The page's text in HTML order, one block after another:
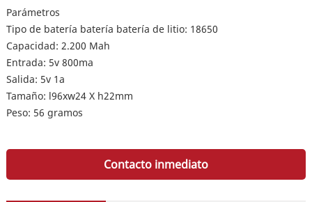
Parámetros
Tipo de batería batería batería de litio: 18650
Capacidad: 2.200 Mah
Entrada: 5v 800ma
Salida: 5v 1a
Tamaño: l96xw24 X h22mm
Peso: 56 gramos
Contacto inmediato